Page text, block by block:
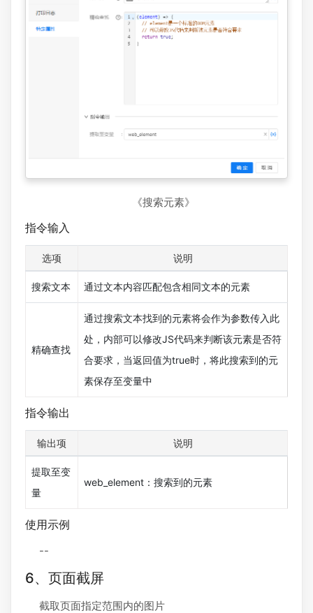
《搜索元素》
指令输入
选项 说明
搜索文本 通过文本内容匹配包含相同文本的元素
精确查找
通过搜索文本找到的元素将会作为参数传入此
处，内部可以修改JS代码来判断该元素是否符
合要求，当返回值为true时，将此搜索到的元
素保存至变量中
指令输出
输出项 说明
提取至变
量
web_element：搜索到的元素
使用示例
--
6、页面截屏
截取页面指定范围内的图片